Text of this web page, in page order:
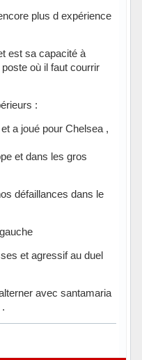
plus d expérience
est sa capacité à
où il faut courrir
:
a joué pour Chelsea ,
et dans les gros
défaillances dans le
et agressif au duel
avec santamaria